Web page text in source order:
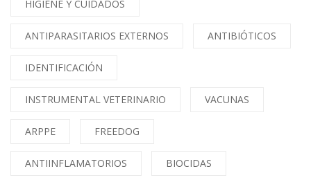
HIGIENE Y CUIDADOS
ANTIPARASITARIOS EXTERNOS ANTIBIÓTICOS
IDENTIFICACIÓN
INSTRUMENTAL VETERINARIO VACUNAS
ARPPE FREEDOG
ANTIINFLAMATORIOS BIOCIDAS